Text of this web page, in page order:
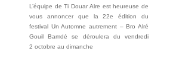
L’équipe de Ti Douar Alre est heureuse de
vous annoncer que la 22e édition du
festival Un Automne autrement – Bro Alré
Gouil Bamdé se déroulera du vendredi
2 octobre au dimanche